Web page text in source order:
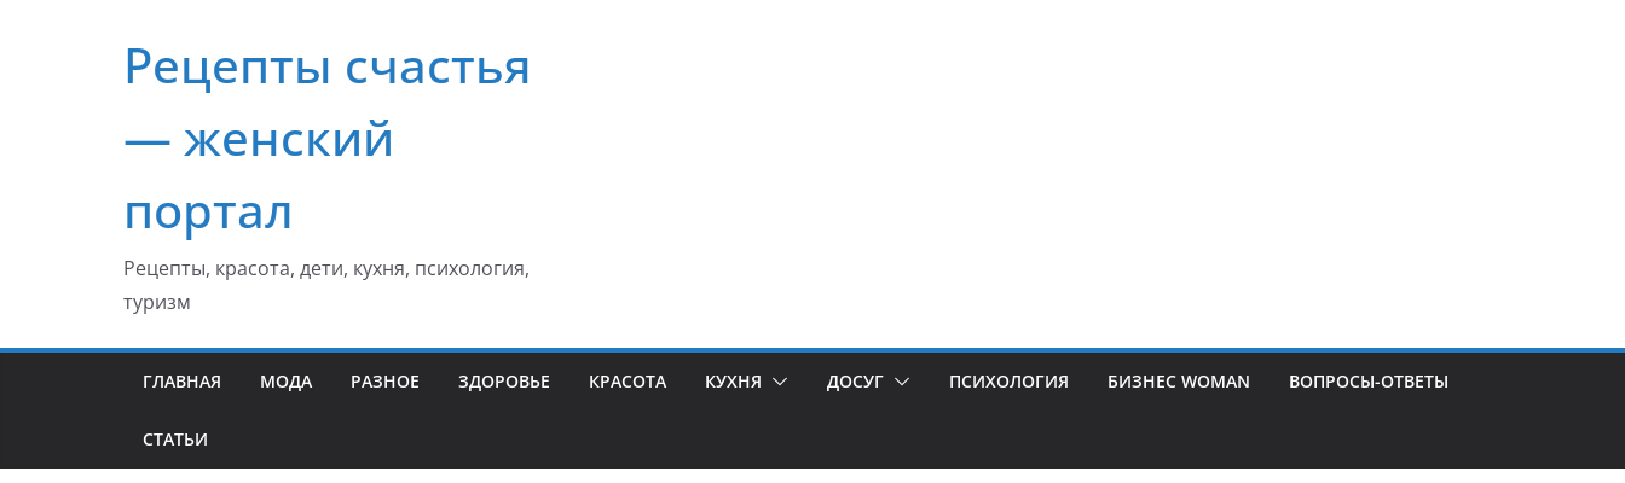
содержимомуРецепты счастья
— женский
портал
Рецепты, красота, дети, кухня, психология,
туризм
ГЛАВНАЯ МОДА РАЗНОЕ ЗДОРОВЬЕ КРАСОТА КУХНЯ ДОСУГ ПСИХОЛОГИЯ БИЗНЕС WOMAN ВОПРОСЫ-ОТВЕТЫ
СТАТЬИ